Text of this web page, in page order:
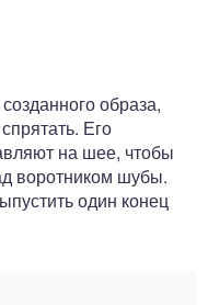
образа,
Его
на шее, чтобы
воротником шубы.
один конец